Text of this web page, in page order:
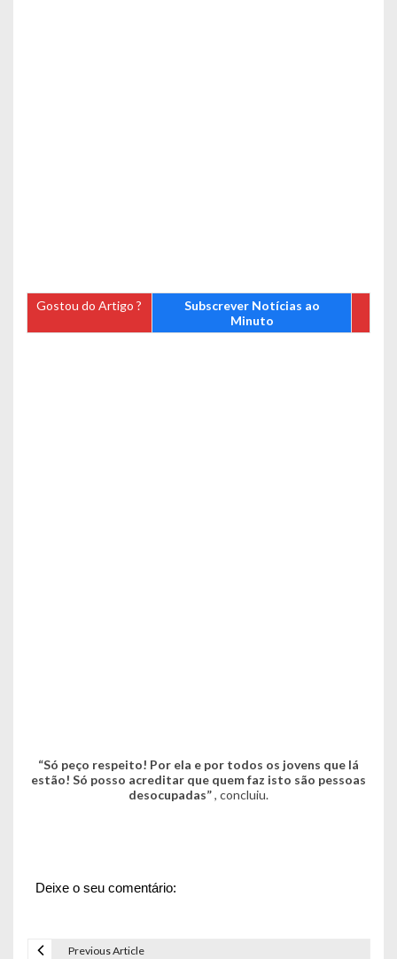
Gostou do Artigo ?
Subscrever Notícias ao
Minuto
“Só peço respeito! Por ela e por todos os jovens que lá
estão! Só posso acreditar que quem faz isto são pessoas
desocupadas”, concluiu.
Deixe o seu comentário:
Previous Article